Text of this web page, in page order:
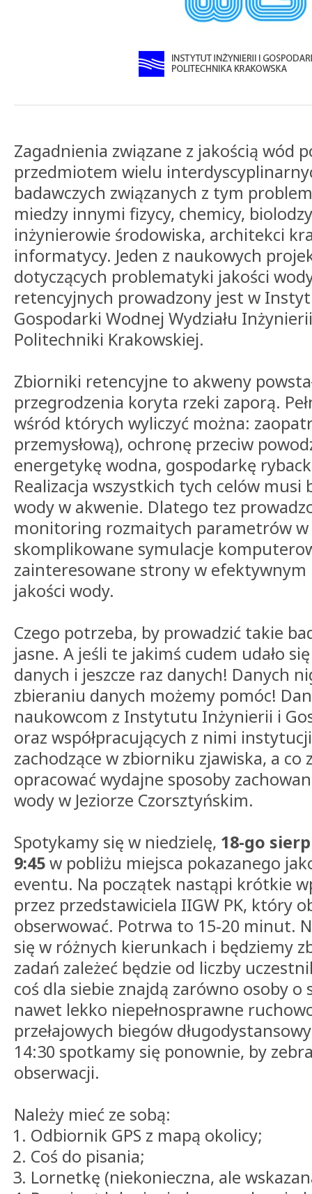
Zagadnienia związane z jakością wód
przedmiotem wielu
badawczych związanych z tym
miedzy innymi fizycy, chemicy,
inżynierowie środowiska, architekci
informatycy. Jeden z naukowych
dotyczących problematyki jakości
retencyjnych prowadzony jest w
Gospodarki Wodnej Wydziału
Politechniki Krakowskiej.
Zbiorniki retencyjne to akweny
przegrodzenia koryta rzeki zaporą.
wśród których wyliczyć można:
przemysłową), ochronę przeciw
energetykę wodna, gospodarkę
Realizacja wszystkich tych celów musi
wody w akwenie. Dlatego tez
monitoring rozmaitych parametrów
skomplikowane symulacje
zainteresowane strony w
jakości wody.
Czego potrzeba, by prowadzić takie
jasne. A jeśli te jakimś cudem udało
danych i jeszcze raz danych! Danych
zbieraniu danych możemy pomóc!
naukowcom z Instytutu Inżynierii i
oraz współpracujących z nimi
zachodzące w zbiorniku zjawiska, a co
opracować wydajne sposoby
wody w Jeziorze Czorsztyńskim.
Spotykamy się w niedzielę, 18-go
9:45w pobliżu miejsca pokazanego
eventu. Na początek nastąpi krótkie
przez przedstawiciela IIGW PK, który
obserwować. Potrwa to 15-20 minut.
się w różnych kierunkach i będziemy
zadań zależeć będzie od liczby
coś dla siebie znajdą zarówno osoby o
nawet lekko niepełnosprawne
przełajowych biegów
14:30 spotkamy się ponownie, by
obserwacji.
Należy mieć ze sobą:
Odbiornik GPS z mapą okolicy;
Coś do pisania;
Lornetkę (niekonieczna, ale